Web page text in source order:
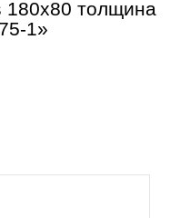
180x80 толщина
1»